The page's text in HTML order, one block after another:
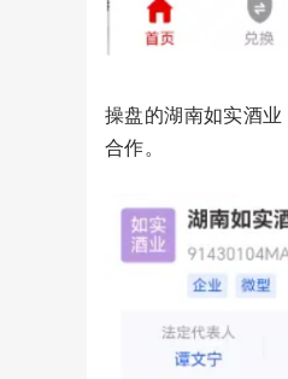
操盘的湖南如实酒
合作。